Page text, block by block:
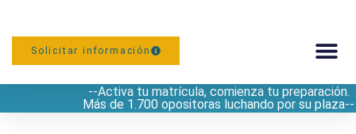
Solicitar información
--Activa tu matrícula, comienza tu preparación.
Más de 1.700 opositoras luchando por su plaza--